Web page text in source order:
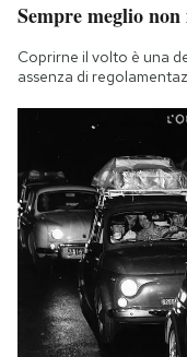
Sempre meglio
Coprirne il volto è una
assenza di